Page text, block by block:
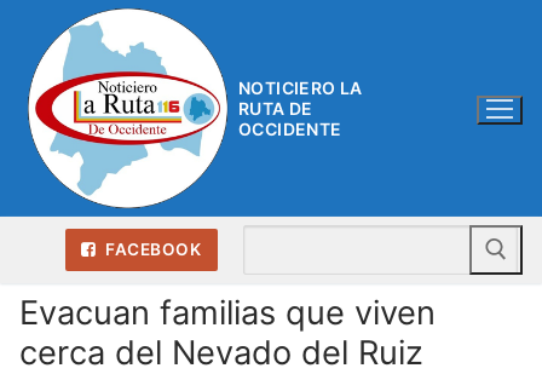
contenido
NOTICIERO LA
RUTA DE
OCCIDENTE
FACEBOOK
Evacuan familias que viven
cerca del Nevado del Ruiz